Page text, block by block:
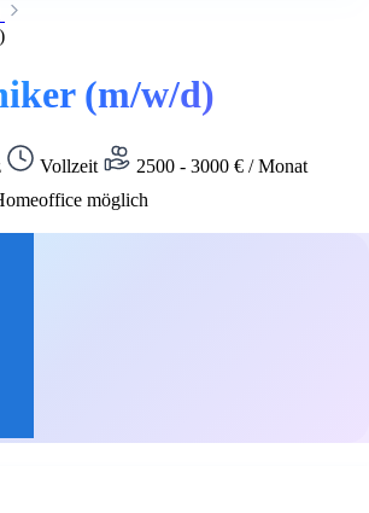
(m/w/d)
Vollzeit
2500 - 3000 € / Monat
möglich